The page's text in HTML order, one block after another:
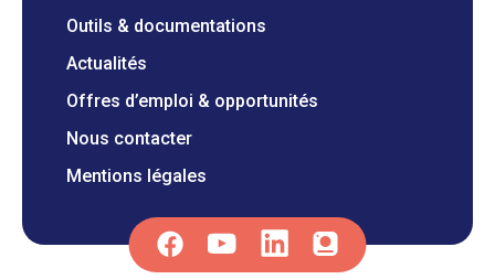
Outils & documentations
Actualités
Offres d’emploi & opportunités
Nous contacter
Mentions légales